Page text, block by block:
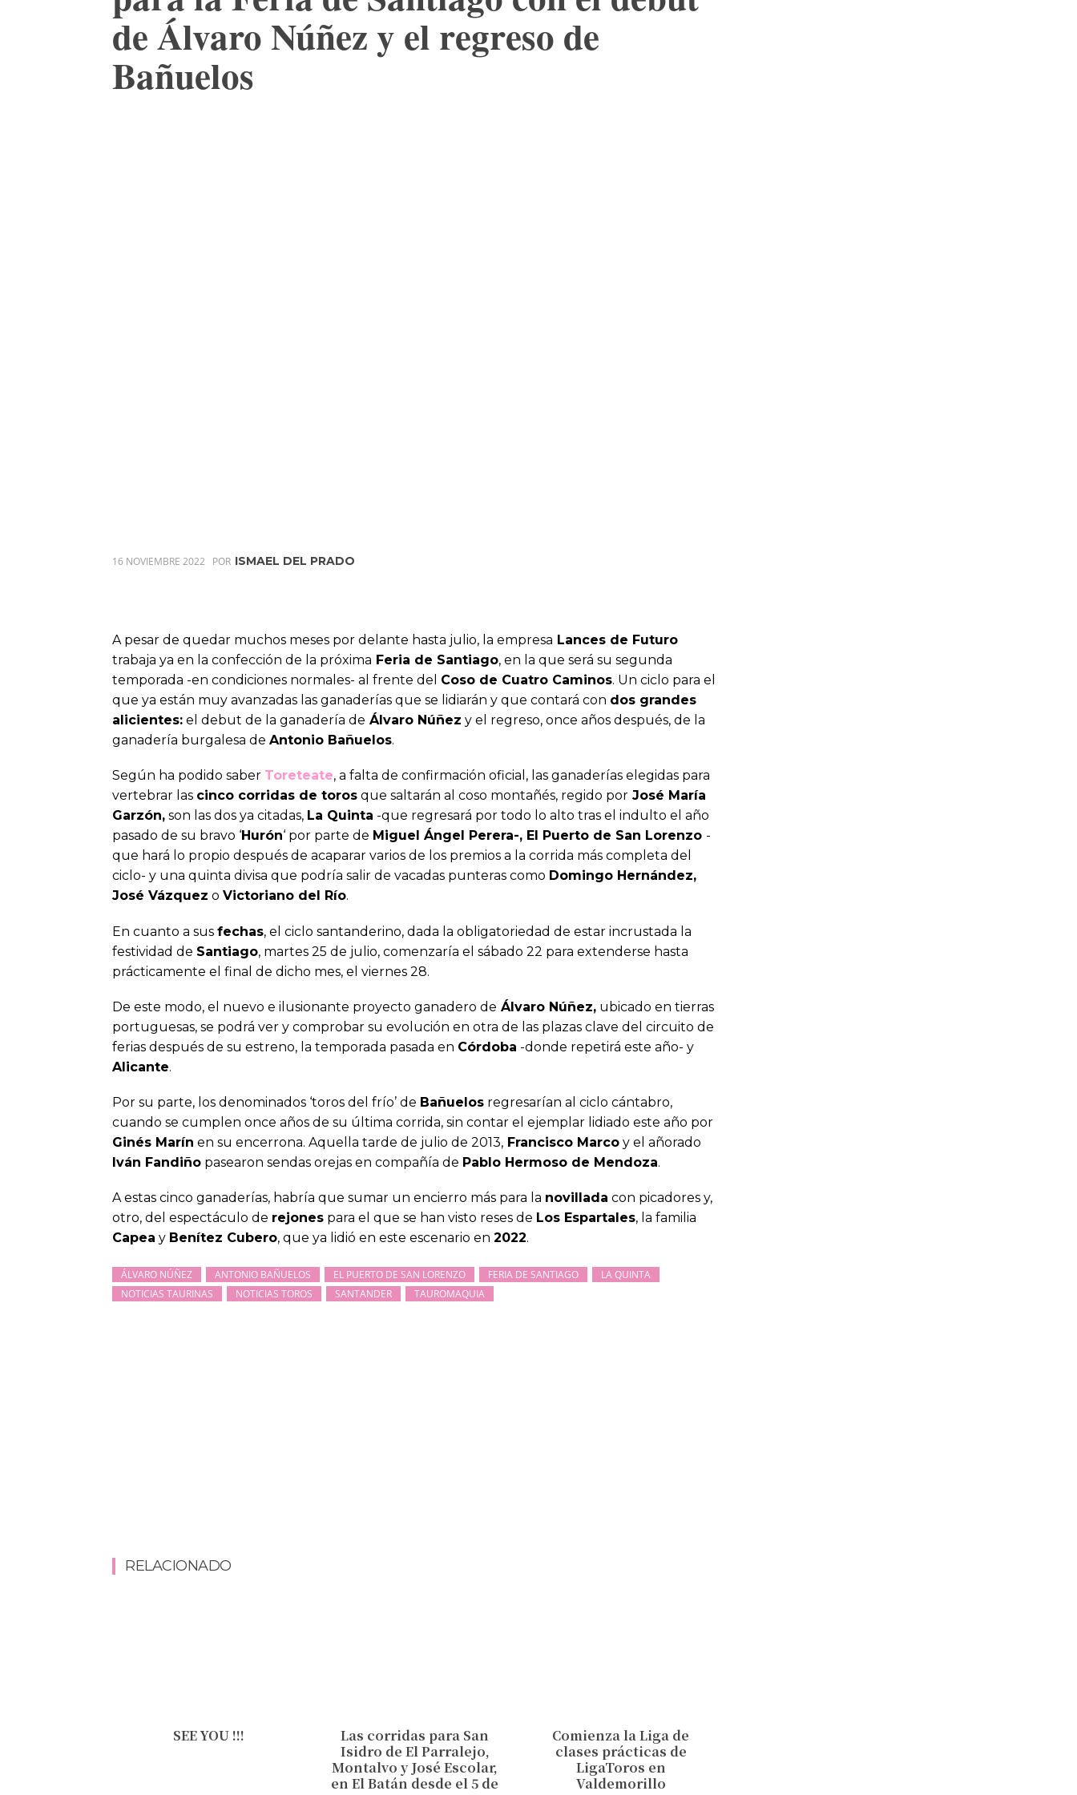
de Álvaro Núñez y el regreso de
Bañuelos
16 NOVIEMBRE 2022 POR ISMAEL DEL PRADO
A pesar de quedar muchos meses por delante hasta julio, la empresa Lances de Futuro
trabaja ya en la confección de la próxima Feria de Santiago, en la que será su segunda
temporada -en condiciones normales- al frente del Coso de Cuatro Caminos. Un ciclo para el
que ya están muy avanzadas las ganaderías que se lidiarán y que contará con dos grandes
alicientes: el debut de la ganadería de Álvaro Núñez y el regreso, once años después, de la
ganadería burgalesa de Antonio Bañuelos.
Según ha podido saber Toreteate, a falta de confirmación oficial, las ganaderías elegidas para
vertebrar las cinco corridas de toros que saltarán al coso montañés, regido por José María
Garzón, son las dos ya citadas, La Quinta -que regresará por todo lo alto tras el indulto el año
pasado de su bravo ‘Hurón‘ por parte de Miguel Ángel Perera-, El Puerto de San Lorenzo -
que hará lo propio después de acaparar varios de los premios a la corrida más completa del
ciclo- y una quinta divisa que podría salir de vacadas punteras como Domingo Hernández,
José Vázquez o Victoriano del Río.
En cuanto a sus fechas, el ciclo santanderino, dada la obligatoriedad de estar incrustada la
festividad de Santiago, martes 25 de julio, comenzaría el sábado 22 para extenderse hasta
prácticamente el final de dicho mes, el viernes 28.
De este modo, el nuevo e ilusionante proyecto ganadero de Álvaro Núñez, ubicado en tierras
portuguesas, se podrá ver y comprobar su evolución en otra de las plazas clave del circuito de
ferias después de su estreno, la temporada pasada en Córdoba -donde repetirá este año- y
Alicante.
Por su parte, los denominados ‘toros del frío’ de Bañuelos regresarían al ciclo cántabro,
cuando se cumplen once años de su última corrida, sin contar el ejemplar lidiado este año por
Ginés Marín en su encerrona. Aquella tarde de julio de 2013, Francisco Marco y el añorado
Iván Fandiño pasearon sendas orejas en compañía de Pablo Hermoso de Mendoza.
A estas cinco ganaderías, habría que sumar un encierro más para la novillada con picadores y,
otro, del espectáculo de rejones para el que se han visto reses de Los Espartales, la familia
Capea y Benítez Cubero, que ya lidió en este escenario en 2022.
ÁLVARO NÚÑEZ ANTONIO BAÑUELOS EL PUERTO DE SAN LORENZO FERIA DE SANTIAGO
LA QUINTA
NOTICIAS TAURINAS
NOTICIAS TOROS SANTANDER TAUROMAQUIA
RELACIONADO
SEE YOU !!!
Las corridas para San
Isidro de El Parralejo,
Montalvo y José Escolar,
en El Batán desde el 5 de
Comienza la Liga de
clases prácticas de
LigaToros en
Valdemorillo